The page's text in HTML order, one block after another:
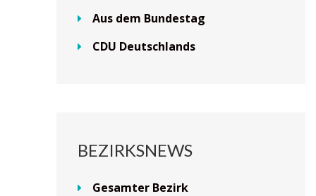
Aus dem Bundestag
CDU Deutschlands
BEZIRKSNEWS
Gesamter Bezirk